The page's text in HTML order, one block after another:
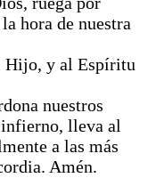
hora de nuestra
Hijo, y al Espíritu
nuestros
lleva al
a las más
Amén.